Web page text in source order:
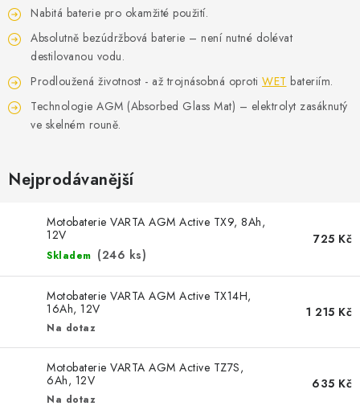
NABÍJEČKY
MĚNIČE NAPĚTÍ
TESTERY BATERIÍ
BATERIE PRO VYSAVAČE
BATERIE PRO NOUZOVÁ OSVĚTLENÍ
SPOTŘEBNÍ BATERIE
PŘÍSLUŠENSTVÍ
DOPRAVA ZDARMA
Nabitá baterie pro okamžité použití.
Absolutně bezúdržbová baterie – není nutné dolévat
destilovanou vodu.
Prodloužená životnost - až trojnásobná oproti WET bateriím.
Technologie AGM (Absorbed Glass Mat) – elektrolyt zasáknutý
ve skelném rouně.
Nejprodávanější
Motobaterie VARTA AGM Active TX9, 8Ah,
12V
Skladem (246 ks)
725 Kč
Motobaterie VARTA AGM Active TX14H,
16Ah, 12V
Na dotaz
1 215 Kč
Motobaterie VARTA AGM Active TZ7S,
6Ah, 12V
Na dotaz
635 Kč